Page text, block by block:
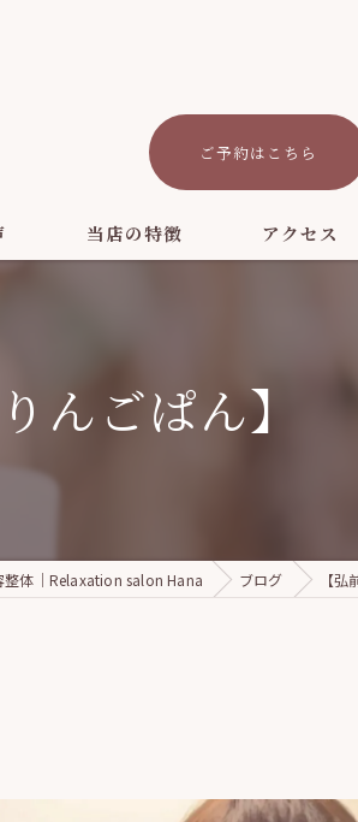
ご予約はこちら
当店の特徴
リラクゼーション
アクセス
んごぱん】
整体｜Relaxation salon Hana ブログ 【